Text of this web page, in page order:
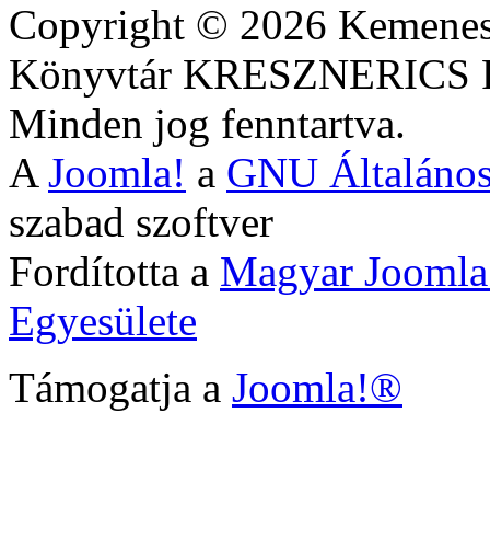
Copyright © 2026
Könyvtár
Minden jog fenntartva.
A Joomla! a GNU
szabad szoftver
Fordította a Magyar
Egyesülete
Támogatja a Joomla!®